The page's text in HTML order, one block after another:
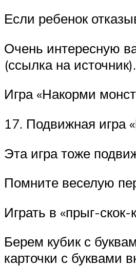
Если ребенок
Очень интересную
(ссылка на
Игра «Накорми
17. Подвижная игра
Эта игра тоже
Помните веселую
Играть в «прыг-
Берем кубик с
карточки с буквами